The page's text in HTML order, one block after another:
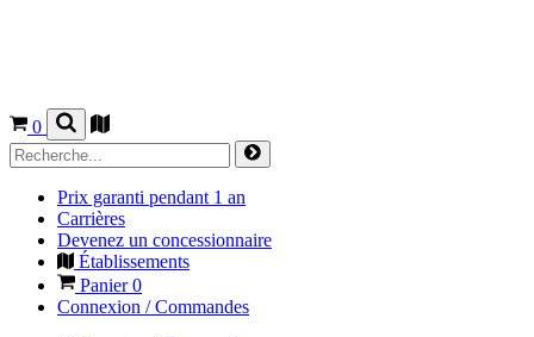
0
Prix garanti pendant 1 an
Carrières
Devenez un concessionnaire
Établissements
Panier0
Connexion / Commandes